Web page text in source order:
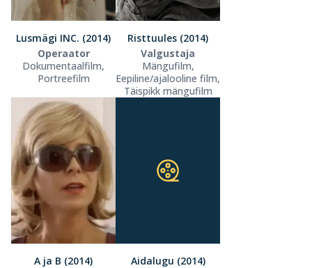
Lusmägi INC. (2014)
Operaator
Dokumentaalfilm,
Portreefilm
Risttuules (2014)
Valgustaja
Mängufilm,
Eepiline/ajalooline film,
Täispikk mängufilm
A ja B (2014)
Aidalugu (2014)